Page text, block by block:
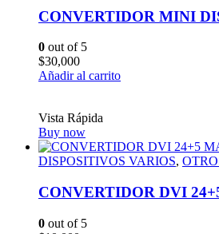
CONVERTIDOR MINI
0 out of 5
$30,000
Añadir al carrito
Vista Rápida
Buy now
DISPOSITIVOS VARIOS,
CONVERTIDOR DVI
0 out of 5